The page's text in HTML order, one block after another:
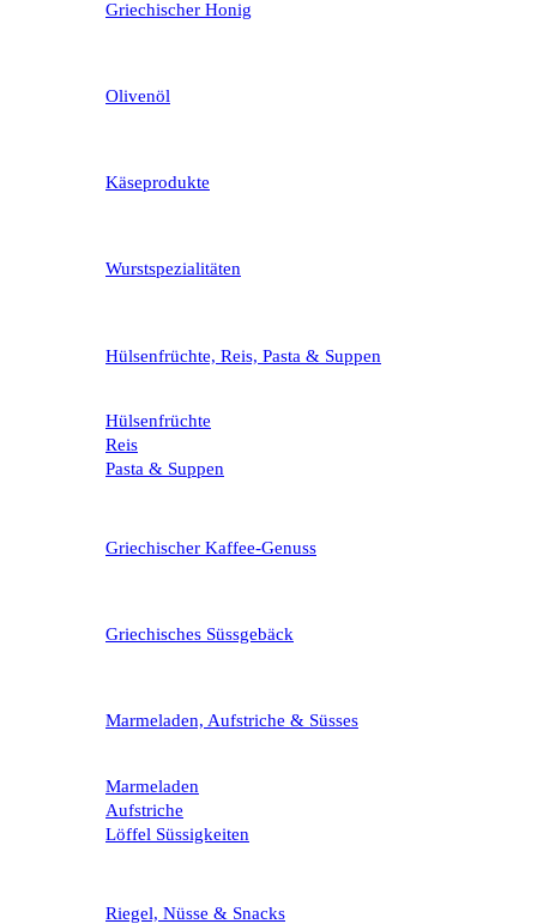
Griechischer Honig
Olivenöl
Käseprodukte
Wurstspezialitäten
Hülsenfrüchte, Reis, Pasta & Suppen
Hülsenfrüchte
Reis
Pasta & Suppen
Griechischer Kaffee-Genuss
Griechisches Süssgebäck
Marmeladen, Aufstriche & Süsses
Marmeladen
Aufstriche
Löffel Süssigkeiten
Riegel, Nüsse & Snacks